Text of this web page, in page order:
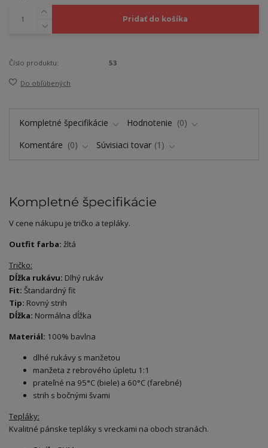
Pridať do košíka
Číslo produktu: 53
Do obľúbených
Kompletné špecifikácie Hodnotenie
0
Komentáre
0 Súvisiaci tovar 1
Kompletné špecifikácie
V cene nákupu je tričko a tepláky.
Outfit farba: žltá
Tričko:
Dĺžka rukávu: Dlhý rukáv
Fit: Štandardný fit
Tip: Rovný strih
Dĺžka: Normálna dĺžka
Materiál: 100% bavlna
dlhé rukávy s manžetou
manžeta z rebrového úpletu 1:1
prateľné na 95°C (biele) a 60°C (farebné)
strih s bočnými švami
Tepláky:
Kvalitné pánske tepláky s vreckami na oboch stranách.